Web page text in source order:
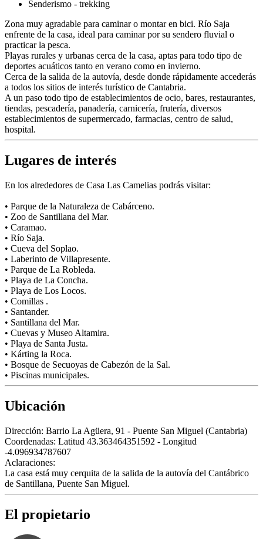
Senderismo - trekking
Zona muy agradable para caminar o montar en bici. Río Saja
enfrente de la casa, ideal para caminar por su sendero fluvial o
practicar la pesca.
Playas rurales y urbanas cerca de la casa, aptas para todo tipo de
deportes acuáticos tanto en verano como en invierno.
Cerca de la salida de la autovía, desde donde rápidamente accederás
a todos los sitios de interés turístico de Cantabria.
A un paso todo tipo de establecimientos de ocio, bares, restaurantes,
tiendas, pescadería, panadería, carnicería, frutería, diversos
establecimientos de supermercado, farmacias, centro de salud,
hospital.
Lugares de interés
En los alrededores de Casa Las Camelias podrás visitar:
• Parque de la Naturaleza de Cabárceno.
• Zoo de Santillana del Mar.
• Caramao.
• Río Saja.
• Cueva del Soplao.
• Laberinto de Villapresente.
• Parque de La Robleda.
• Playa de La Concha.
• Playa de Los Locos.
• Comillas .
• Santander.
• Santillana del Mar.
• Cuevas y Museo Altamira.
• Playa de Santa Justa.
• Kárting la Roca.
• Bosque de Secuoyas de Cabezón de la Sal.
• Piscinas municipales.
Ubicación
Dirección: Barrio La Agüera, 91 - Puente San Miguel (Cantabria)
Coordenadas: Latitud 43.363464351592 - Longitud
-4.096934787607
Aclaraciones:
La casa está muy cerquita de la salida de la autovía del Cantábrico
de Santillana, Puente San Miguel.
El propietario